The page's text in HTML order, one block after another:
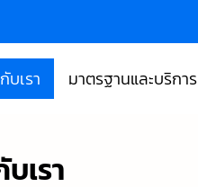
บเรา มาตรฐานและบริการ
เรา